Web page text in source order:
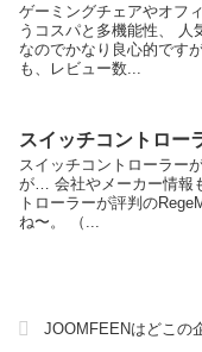
ゲーミングチェアやオフ
うコスパと多機能性、 人
なのでかなり良心的です
も、レビュー数...
スイッチコントロー
スイッチコントローラー
が… 会社やメーカー情報
トローラーが評判の
ね〜。 （...
JOOMFEENはどこの